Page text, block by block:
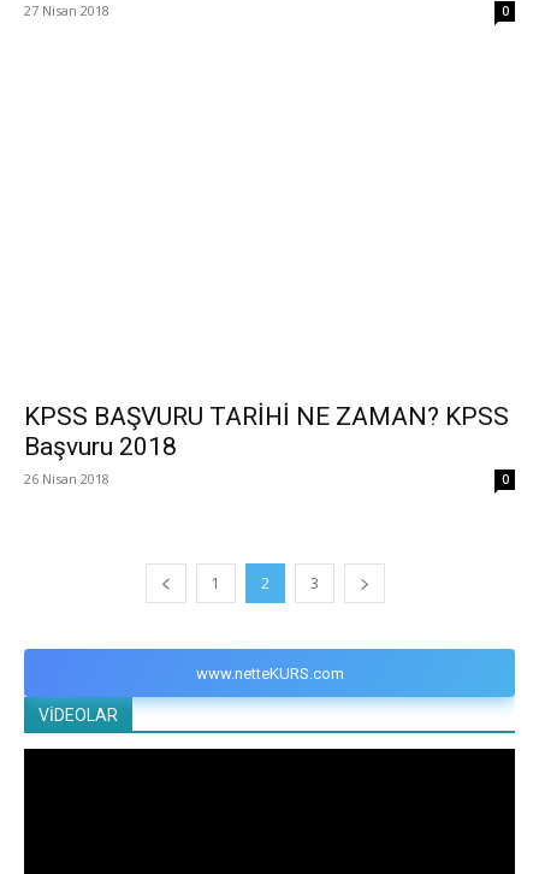
27 Nisan 2018 0
KPSS BAŞVURU TARİHİ NE ZAMAN? KPSS
Başvuru 2018
26 Nisan 2018 0
1 2 3
www.netteKURS.com
VİDEOLAR